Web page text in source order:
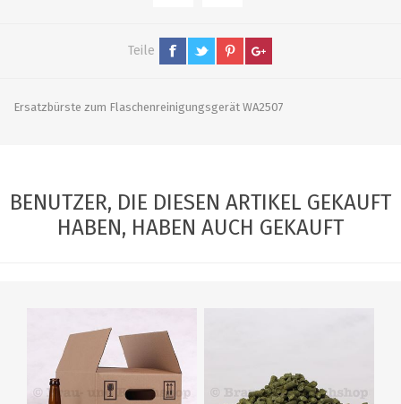
Teile
Ersatzbürste zum Flaschenreinigungsgerät WA2507
BENUTZER, DIE DIESEN ARTIKEL GEKAUFT
HABEN, HABEN AUCH GEKAUFT